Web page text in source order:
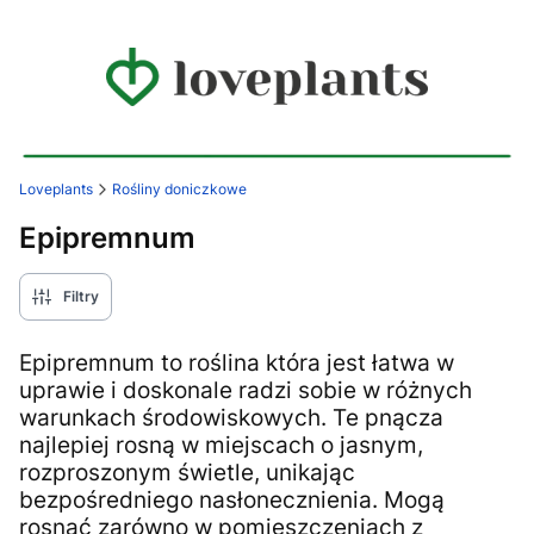
Loveplants Rośliny doniczkowe
Epipremnum
Filtry
Epipremnum to roślina która jest łatwa w
uprawie i doskonale radzi sobie w różnych
warunkach środowiskowych. Te pnącza
najlepiej rosną w miejscach o jasnym,
rozproszonym świetle, unikając
bezpośredniego nasłonecznienia. Mogą
rosnąć zarówno w pomieszczeniach z